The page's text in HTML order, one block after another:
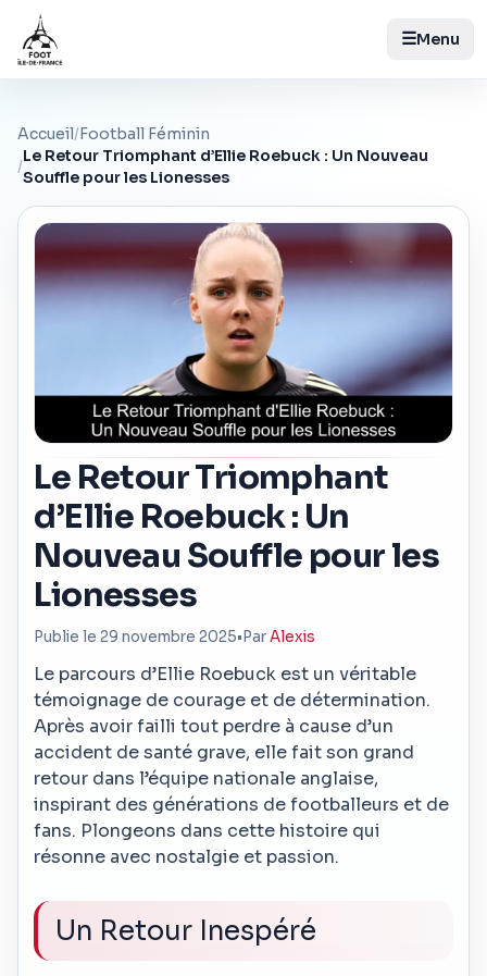
☰Menu
Accueil/Football Féminin
/
Le Retour Triomphant d’Ellie Roebuck : Un Nouveau
Souffle pour les Lionesses
Le Retour Triomphant
d’Ellie Roebuck : Un
Nouveau Souffle pour les
Lionesses
Publie le 29 novembre 2025• ParAlexis
Le parcours d’Ellie Roebuck est un véritable
témoignage de courage et de détermination.
Après avoir failli tout perdre à cause d’un
accident de santé grave, elle fait son grand
retour dans l’équipe nationale anglaise,
inspirant des générations de footballeurs et de
fans. Plongeons dans cette histoire qui
résonne avec nostalgie et passion.
Un Retour Inespéré